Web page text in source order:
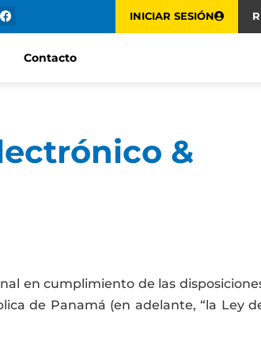
INICIAR SESIÓN
Contacto
&
en cumplimiento de las
de Panamá (en adelante, “la Ley